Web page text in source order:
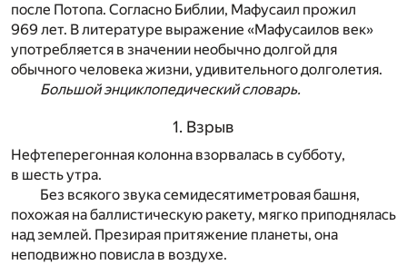
после Потопа. Согласно Библии, Мафусаил прожил
969 лет. В литературе выражение «Мафусаилов век»
употребляется в значении необычно долгой для
обычного человека жизни, удивительного долголетия.
Большой энциклопедический словарь.
1. Взрыв
Нефтеперегонная колонна взорвалась в субботу,
в шесть утра.
Без всякого звука семидесятиметровая башня,
похожая на баллистическую ракету, мягко приподнялась
над землей. Презирая притяжение планеты, она
неподвижно повисла в воздухе.